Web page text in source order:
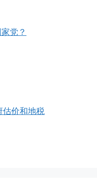
党？
估价和地税